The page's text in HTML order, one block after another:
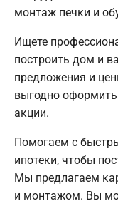
монтаж печки и
Ищете
построить дом и
предложения и
выгодно
акции.
Помогаем с
ипотеки, чтобы
Мы предлагаем
и монтажом. Вы